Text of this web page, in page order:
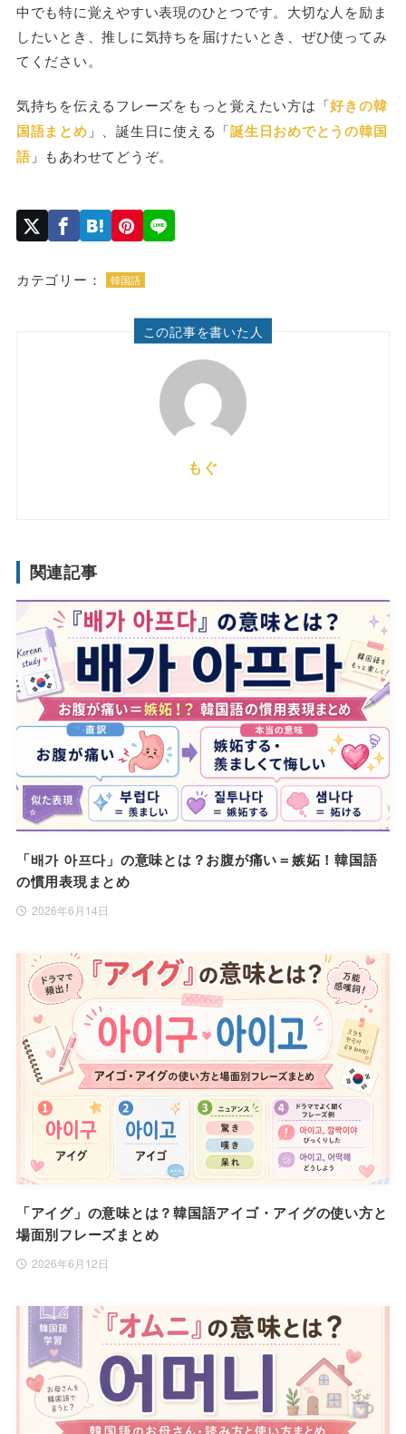
中でも特に覚えやすい表現のひとつです。大切な人を励ま
したいとき、推しに気持ちを届けたいとき、ぜひ使ってみ
てください。
気持ちを伝えるフレーズをもっと覚えたい方は「好きの韓
国語まとめ 」、誕生日に使える「誕生日おめでとうの韓国
語」もあわせてどうぞ。
カテゴリー： 韓国語
この記事を書いた人
もぐ
関連記事
「배가 아프다」の意味とは？お腹が痛い＝嫉妬！韓国語
の慣用表現まとめ
2026年6月14日
「アイグ」の意味とは？韓国語アイゴ・アイグの使い方と
場面別フレーズまとめ
2026年6月12日